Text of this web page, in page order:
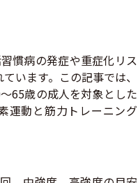
慣病の発症や重症化リス
います。この記事では、
65歳の成人を対象とした
運動と筋力トレーニング